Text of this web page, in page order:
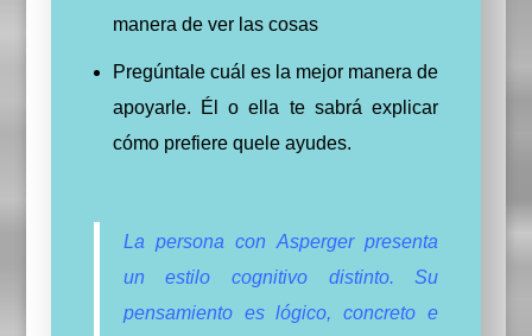
manera de ver las cosas
Pregúntale cuál es la mejor manera de
apoyarle. Él o ella te sabrá explicar
cómo prefiere quele ayudes.
La persona con Asperger presenta
un estilo cognitivo distinto. Su
pensamiento es lógico, concreto e